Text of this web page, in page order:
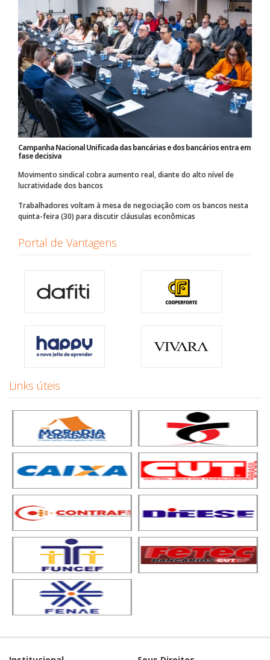
Campanha Nacional Unificada das bancárias e dos bancários entra em
fase decisiva
Movimento sindical cobra aumento real, diante do alto nível de
lucratividade dos bancos
Trabalhadores voltam à mesa de negociação com os bancos nesta
quinta-feira (30) para discutir cláusulas econômicas
Portal de Vantagens
Links úteis